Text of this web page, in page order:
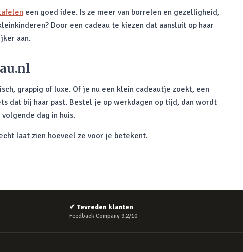
een goed idee. Is ze meer van borrelen en gezelligheid,
Door een cadeau te kiezen dat aansluit op haar
aan.
grappig of luxe. Of je nu een klein cadeautje zoekt, een
dat bij haar past. Bestel je op werkdagen op tijd, dan wordt
dag in huis.
laat zien hoeveel ze voor je betekent.
✔ Tevreden klanten
Feedback Company 9.2/10